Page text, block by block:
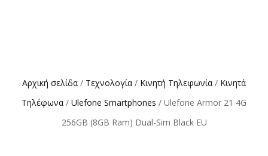
Αρχική σελίδα / Τεχνολογία / Κινητή Τηλεφωνία / Κινητά
Τηλέφωνα / Ulefone Smartphones / Ulefone Armor 21 4G
256GB (8GB Ram) Dual-Sim Black EU